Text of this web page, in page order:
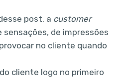
post, a customer
de impressões
no cliente quando
cliente logo no primeiro